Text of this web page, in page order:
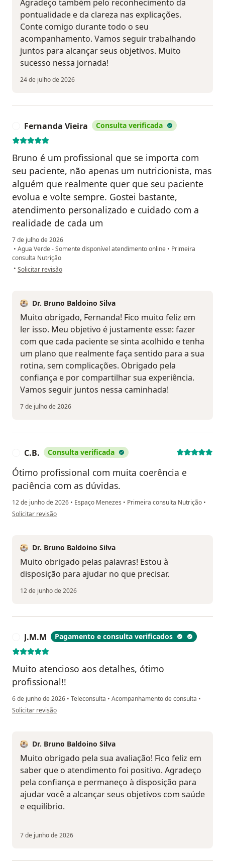
Agradeço também pelo reconhecimento da
pontualidade e da clareza nas explicações.
Conte comigo durante todo o seu
acompanhamento. Vamos seguir trabalhando
juntos para alcançar seus objetivos. Muito
sucesso nessa jornada!
24 de julho de 2026
Fernanda Vieira Consulta verificada
Bruno é um profissional que se importa com
seu paciente, não apenas um nutricionista, mas
alguém que realmente quer que seu paciente
evolua e volte sempre. Gostei bastante,
atendimento personalizado e cuidado com a
realidade de cada um
7 de julho de 2026
• Agua Verde - Somente disponível atendimento online • Primeira
consulta Nutrição
• na opinião do utilizador Fernanda Vieira
Solicitar revisão
Dr. Bruno Baldoino Silva
Muito obrigado, Fernanda! Fico muito feliz em
ler isso. Meu objetivo é justamente esse: fazer
com que cada paciente se sinta acolhido e tenha
um plano que realmente faça sentido para a sua
rotina, sem complicações. Obrigado pela
confiança e por compartilhar sua experiência.
Vamos seguir juntos nessa caminhada!
7 de julho de 2026
C.B. Consulta verificada
Ótimo profissional com muita coerência e
paciência com as dúvidas.
12 de junho de 2026 • Espaço Menezes • Primeira consulta Nutrição •
na opinião do utilizador C.B.
Solicitar revisão
Dr. Bruno Baldoino Silva
Muito obrigado pelas palavras! Estou à
disposição para ajudar no que precisar.
12 de junho de 2026
J.M.M Pagamento e consulta verificados
Muito atencioso aos detalhes, ótimo
profissional!!
6 de junho de 2026 • Teleconsulta • Acompanhamento de consulta •
na opinião do utilizador J.M.M
Solicitar revisão
Dr. Bruno Baldoino Silva
Muito obrigado pela sua avaliação! Fico feliz em
saber que o atendimento foi positivo. Agradeço
pela confiança e permaneço à disposição para
ajudar você a alcançar seus objetivos com saúde
e equilíbrio.
7 de junho de 2026